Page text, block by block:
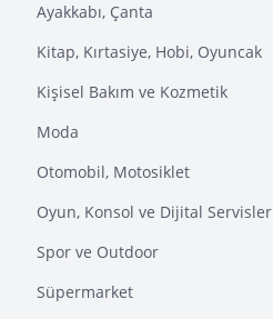
Ayakkabı, Çanta
Kitap, Kırtasiye, Hobi, Oyuncak
Kişisel Bakım ve Kozmetik
Moda
Otomobil, Motosiklet
Oyun, Konsol ve Dijital Servisler
Spor ve Outdoor
Süpermarket